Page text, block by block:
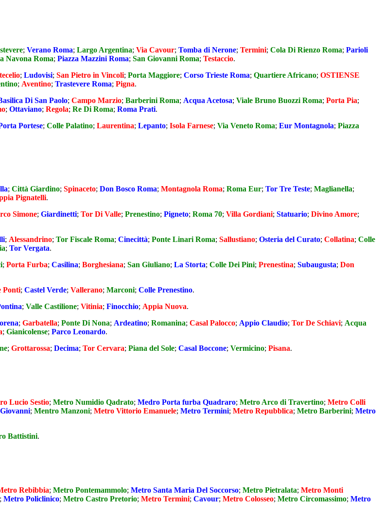
; Verano Roma; Largo Argentina; Via Cavour; Tomba di Nerone; Termini; Cola Di Rienzo Roma; Parioli
Navona Roma; Piazza Mazzini Roma; San Giovanni Roma; Testaccio.
; Ludovisi; San Pietro in Vincoli; Porta Maggiore; Corso Trieste Roma; Quartiere Africano; OSTIENSE
; Aventino; Trastevere Roma; Pigna.
Di San Paolo; Campo Marzio; Barberini Roma; Acqua Acetosa; Viale Bruno Buozzi Roma; Porta Pia;
; Ottaviano; Regola; Re Di Roma; Roma Prati.
Portese; Colle Palatino; Laurentina; Lepanto; Isola Farnese; Via Veneto Roma; Eur Montagnola; Piazza
; Città Giardino; Spinaceto; Don Bosco Roma; Montagnola Roma; Roma Eur; Tor Tre Teste; Maglianella;
Pignatelli.
Simone; Giardinetti; Tor Di Valle; Prenestino; Pigneto; Roma 70; Villa Gordiani; Statuario; Divino Amore;
; Alessandrino; Tor Fiscale Roma; Cinecittà; Ponte Linari Roma; Sallustiano; Osteria del Curato; Collatina; Colle
; Tor Vergata.
; Porta Furba; Casilina; Borghesiana; San Giuliano; La Storta; Colle Dei Pini; Prenestina; Subaugusta; Don
Ponti; Castel Verde; Vallerano; Marconi; Colle Prenestino.
; Valle Castilione; Vitinia; Finocchio; Appia Nuova.
; Garbatella; Ponte Di Nona; Ardeatino; Romanina; Casal Palocco; Appio Claudio; Tor De Schiavi; Acqua
; Gianicolense; Parco Leonardo.
; Grottarossa; Decima; Tor Cervara; Piana del Sole; Casal Boccone; Vermicino; Pisana.
Lucio Sestio; Metro Numidio Qadrato; Medro Porta furba Quadraro; Metro Arco di Travertino; Metro Colli
; Mentro Manzoni; Metro Vittorio Emanuele; Metro Termini; Metro Repubblica; Metro Barberini; Metro
Battistini.
Rebibbia; Metro Pontemammolo; Metro Santa Maria Del Soccorso; Metro Pietralata; Metro Monti
; Metro Policlinico; Metro Castro Pretorio; Metro Termini; Cavour; Metro Colosseo; Metro Circomassimo; Metro